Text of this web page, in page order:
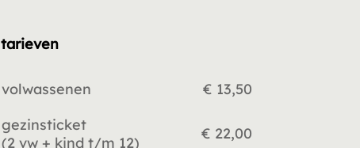
tarieven
volwassenen
€ 13,50
gezinsticket
(2 vw + kind t/m 12)
€ 22,00